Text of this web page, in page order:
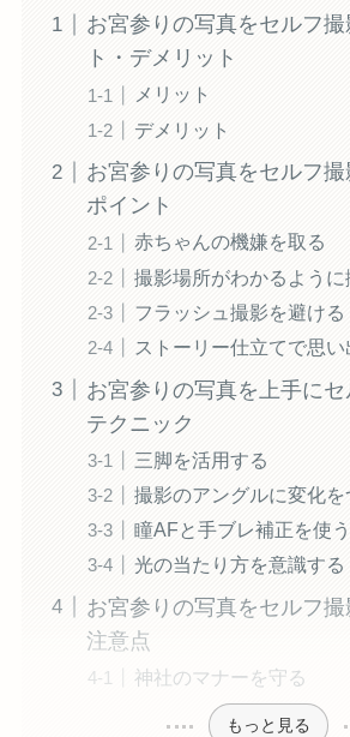
お宮参りの写真をセルフ
ト・デメリット
メリット
デメリット
お宮参りの写真をセルフ
ポイント
赤ちゃんの機嫌を取る
撮影場所がわかるように
フラッシュ撮影を避ける
ストーリー仕立てで思い
お宮参りの写真を上手に
テクニック
三脚を活用する
撮影のアングルに変化を
瞳AFと手ブレ補正を使う
光の当たり方を意識する
お宮参りの写真をセルフ
注意点
神社のマナーを守る
もっと見る